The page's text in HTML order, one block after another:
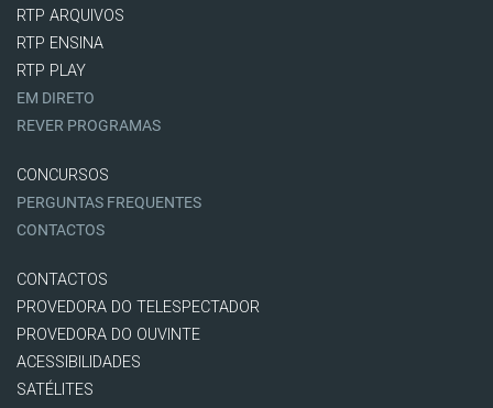
RTP ARQUIVOS
RTP ENSINA
RTP PLAY
EM DIRETO
REVER PROGRAMAS
CONCURSOS
PERGUNTAS FREQUENTES
CONTACTOS
CONTACTOS
PROVEDORA DO TELESPECTADOR
PROVEDORA DO OUVINTE
ACESSIBILIDADES
SATÉLITES